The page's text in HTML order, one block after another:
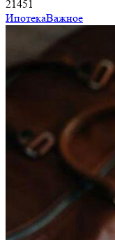
21451
ИпотекаВажное